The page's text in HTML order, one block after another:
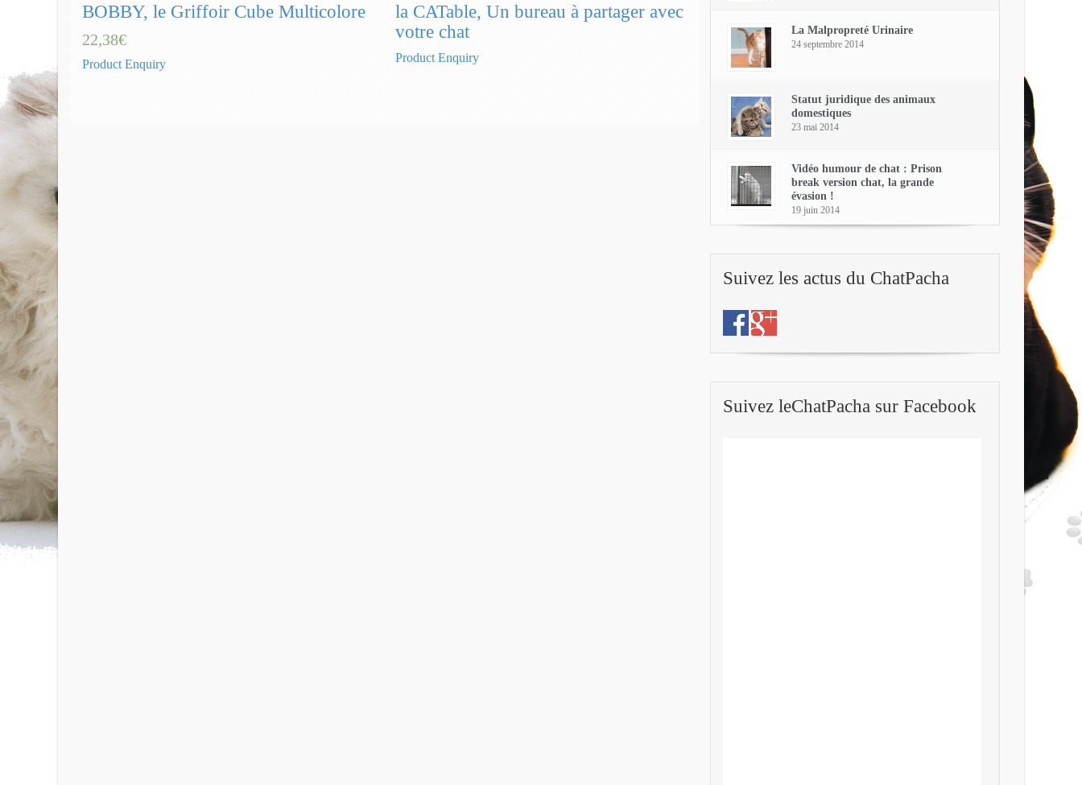
BOBBY, le Griffoir Cube Multicolore
22,38€
Product Enquiry
la CATable, Un bureau à partager avec
votre chat
Product Enquiry
La Malpropreté Urinaire
24 septembre 2014
Statut juridique des animaux
domestiques
23 mai 2014
Vidéo humour de chat : Prison
break version chat, la grande
évasion !
19 juin 2014
Suivez les actus du ChatPacha
Suivez leChatPacha sur Facebook